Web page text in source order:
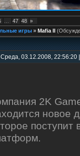
47 48 »
игры » Mafia II
03.12.2008,
2K
новое